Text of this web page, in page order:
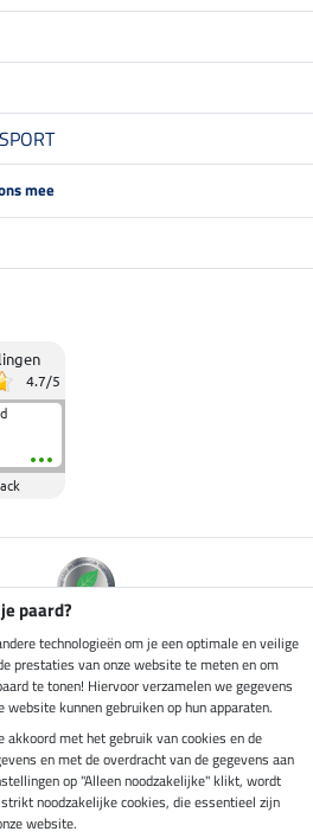
mee
4.7/5
Impressum
paard?
technologieën om je een optimale en veilige
prestaties van onze website te meten en om
te tonen! Hiervoor verzamelen we gegevens
website kunnen gebruiken op hun apparaten.
met het gebruik van cookies en de
en met de overdracht van de gegevens aan
op "Alleen noodzakelijke" klikt, wordt
noodzakelijke cookies, die essentieel zijn
website.